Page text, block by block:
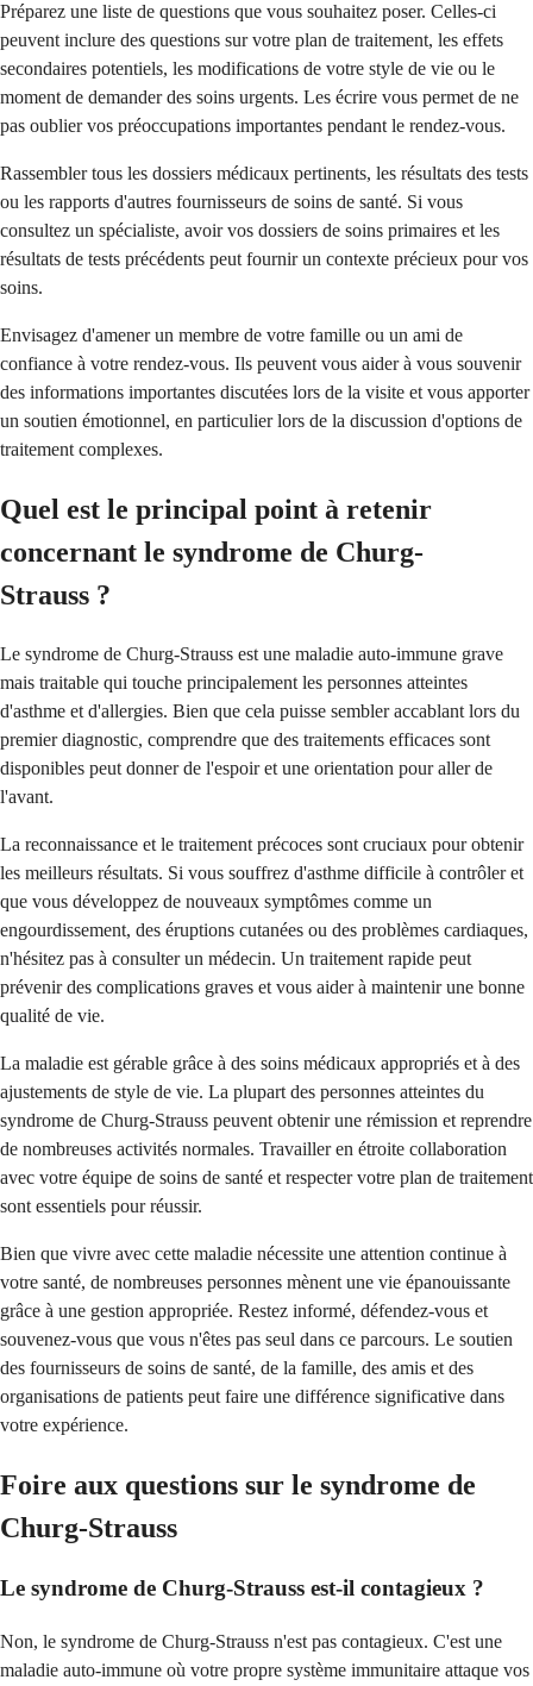
Préparez une liste de questions que vous souhaitez poser. Celles-ci
peuvent inclure des questions sur votre plan de traitement, les effets
secondaires potentiels, les modifications de votre style de vie ou le
moment de demander des soins urgents. Les écrire vous permet de ne
pas oublier vos préoccupations importantes pendant le rendez-vous.
Rassembler tous les dossiers médicaux pertinents, les résultats des tests
ou les rapports d'autres fournisseurs de soins de santé. Si vous
consultez un spécialiste, avoir vos dossiers de soins primaires et les
résultats de tests précédents peut fournir un contexte précieux pour vos
soins.
Envisagez d'amener un membre de votre famille ou un ami de
confiance à votre rendez-vous. Ils peuvent vous aider à vous souvenir
des informations importantes discutées lors de la visite et vous apporter
un soutien émotionnel, en particulier lors de la discussion d'options de
traitement complexes.
Quel est le principal point à retenir
concernant le syndrome de Churg-
Strauss ?
Le syndrome de Churg-Strauss est une maladie auto-immune grave
mais traitable qui touche principalement les personnes atteintes
d'asthme et d'allergies. Bien que cela puisse sembler accablant lors du
premier diagnostic, comprendre que des traitements efficaces sont
disponibles peut donner de l'espoir et une orientation pour aller de
l'avant.
La reconnaissance et le traitement précoces sont cruciaux pour obtenir
les meilleurs résultats. Si vous souffrez d'asthme difficile à contrôler et
que vous développez de nouveaux symptômes comme un
engourdissement, des éruptions cutanées ou des problèmes cardiaques,
n'hésitez pas à consulter un médecin. Un traitement rapide peut
prévenir des complications graves et vous aider à maintenir une bonne
qualité de vie.
La maladie est gérable grâce à des soins médicaux appropriés et à des
ajustements de style de vie. La plupart des personnes atteintes du
syndrome de Churg-Strauss peuvent obtenir une rémission et reprendre
de nombreuses activités normales. Travailler en étroite collaboration
avec votre équipe de soins de santé et respecter votre plan de traitement
sont essentiels pour réussir.
Bien que vivre avec cette maladie nécessite une attention continue à
votre santé, de nombreuses personnes mènent une vie épanouissante
grâce à une gestion appropriée. Restez informé, défendez-vous et
souvenez-vous que vous n'êtes pas seul dans ce parcours. Le soutien
des fournisseurs de soins de santé, de la famille, des amis et des
organisations de patients peut faire une différence significative dans
votre expérience.
Foire aux questions sur le syndrome de
Churg-Strauss
Le syndrome de Churg-Strauss est-il contagieux ?
Non, le syndrome de Churg-Strauss n'est pas contagieux. C'est une
maladie auto-immune où votre propre système immunitaire attaque vos